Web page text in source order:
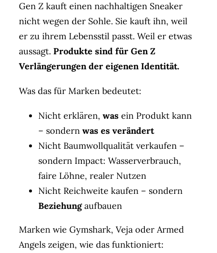
Gen Z kauft einen nachhaltigen Sneaker
nicht wegen der Sohle. Sie kauft ihn, weil
er zu ihrem Lebensstil passt. Weil er etwas
aussagt. Produkte sind für Gen Z
Verlängerungen der eigenen Identität.
Was das für Marken bedeutet:
Nicht erklären, wasein Produkt kann
– sondern was es verändert
Nicht Baumwollqualität verkaufen –
sondern Impact: Wasserverbrauch,
faire Löhne, realer Nutzen
Nicht Reichweite kaufen – sondern
Beziehungaufbauen
Marken wie Gymshark, Veja oder Armed
Angels zeigen, wie das funktioniert: